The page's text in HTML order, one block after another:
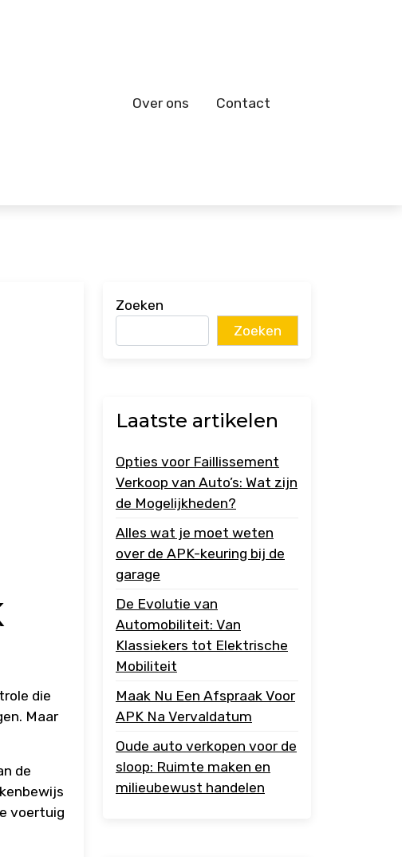
Over ons Contact
die
Maar
de
voertuig
Zoeken
Zoeken
Laatste artikelen
Opties voor Faillissement
Verkoop van Auto’s: Wat zijn
de Mogelijkheden?
Alles wat je moet weten
over de APK-keuring bij de
garage
De Evolutie van
Automobiliteit: Van
Klassiekers tot Elektrische
Mobiliteit
Maak Nu Een Afspraak Voor
APK Na Vervaldatum
Oude auto verkopen voor de
sloop: Ruimte maken en
milieubewust handelen